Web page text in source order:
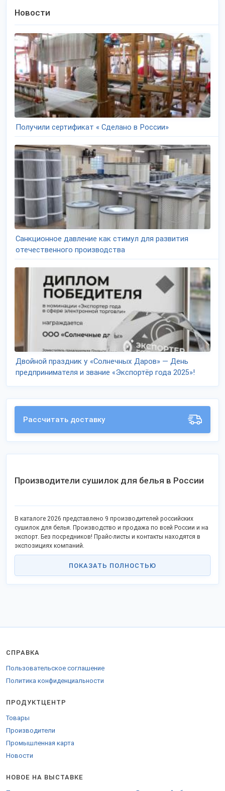
Новости
Получили сертификат « Сделано в России»
Санкционное давление как стимул для развития
отечественного производства
Двойной праздник у «Солнечных Даров» — День
предпринимателя и звание «Экспортёр года 2025»!
Рассчитать доставку
Производители сушилок для белья в России
В каталоге 2026 представлено 9 производителей российских
сушилок для белья. Производство и продажа по всей России и на
экспорт. Без посредников! Прайс-листы и контакты находятся в
экспозициях компаний.
ПОКАЗАТЬ ПОЛНОСТЬЮ
СПРАВКА
Пользовательское соглашение
Политика конфиденциальности
ПРОДУКТЦЕНТР
Товары
Производители
Промышленная карта
Новости
НОВОЕ НА ВЫСТАВКЕ